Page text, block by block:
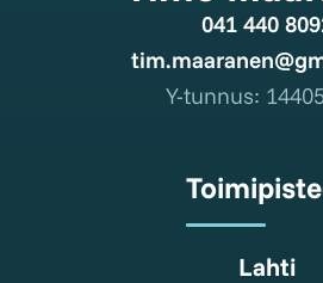
041 440
Y-tunnus:
Lahti